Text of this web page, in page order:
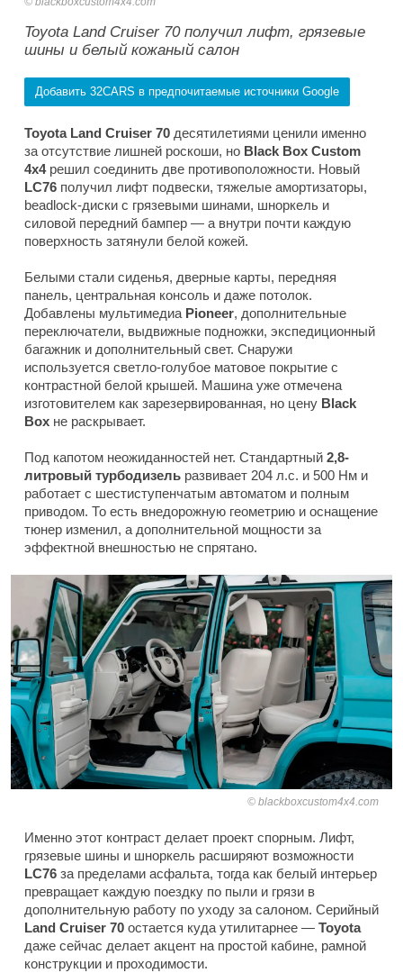
Toyota Land Cruiser 70 получил лифт, грязевые
шины и белый кожаный салон
Добавить 32CARS в предпочитаемые источники Google
Toyota Land Cruiser 70 десятилетиями ценили именно
за отсутствие лишней роскоши, но Black Box Custom
4x4решил соединить две противоположности. Новый
LC76 получил лифт подвески, тяжелые амортизаторы,
beadlock-диски с грязевыми шинами, шноркель и
силовой передний бампер — а внутри почти каждую
поверхность затянули белой кожей.
Белыми стали сиденья, дверные карты, передняя
панель, центральная консоль и даже потолок.
Добавлены мультимедиа Pioneer, дополнительные
переключатели, выдвижные подножки, экспедиционный
багажник и дополнительный свет. Снаружи
используется светло-голубое матовое покрытие с
контрастной белой крышей. Машина уже отмечена
изготовителем как зарезервированная, но цену Black
Box не раскрывает.
Под капотом неожиданностей нет. Стандартный 2,8-
литровый турбодизель развивает 204 л.с. и 500 Нм и
работает с шестиступенчатым автоматом и полным
приводом. То есть внедорожную геометрию и оснащение
тюнер изменил, а дополнительной мощности за
эффектной внешностью не спрятано.
blackboxcustom4x4.com
Именно этот контраст делает проект спорным. Лифт,
грязевые шины и шноркель расширяют возможности
LC76 за пределами асфальта, тогда как белый интерьер
превращает каждую поездку по пыли и грязи в
дополнительную работу по уходу за салоном. Серийный
Land Cruiser 70 остается куда утилитарнее — Toyota
даже сейчас делает акцент на простой кабине, рамной
конструкции и проходимости.